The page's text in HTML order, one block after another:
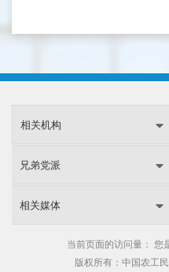
相关机构
兄弟党派
相关媒体
当前页面的访问量： 您
版权所有：中国农工